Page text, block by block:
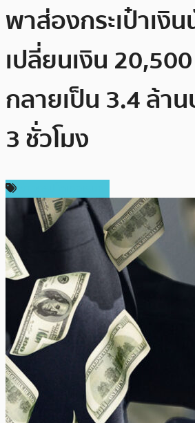
พาส่องกระเป๋าเงิ
เปลี่ยนเงิน
กลายเป็น 3.4 ล้า
3 ชั่วโมง